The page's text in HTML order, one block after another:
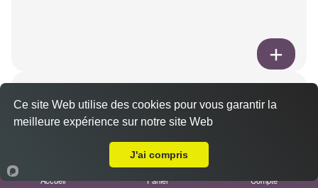
Dès 11.00 €
Base sauce tomate, mozzarella, oeuf, poulet,
Accueil Panier Compte
Ce site Web utilise des cookies pour vous garantir la
meilleure expérience sur notre site Web
J'ai compris